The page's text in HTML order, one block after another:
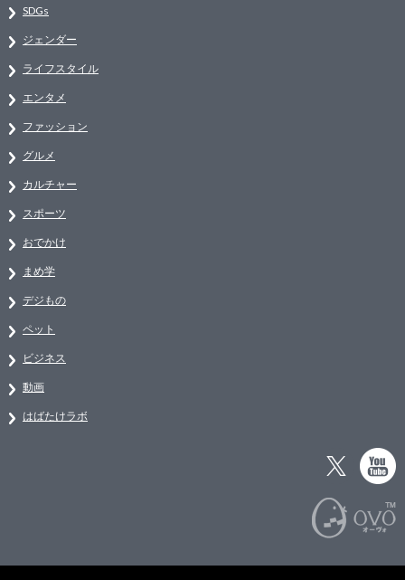
SDGs
ジェンダー
ライフスタイル
エンタメ
ファッション
グルメ
カルチャー
スポーツ
おでかけ
まめ学
デジもの
ペット
ビジネス
動画
はばたけラボ